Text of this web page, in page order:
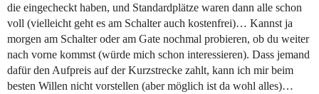
die eingecheckt haben, und Standardplätze waren dann alle schon
voll (vielleicht geht es am Schalter auch kostenfrei)… Kannst ja
morgen am Schalter oder am Gate nochmal probieren, ob du weiter
nach vorne kommst (würde mich schon interessieren). Dass jemand
dafür den Aufpreis auf der Kurzstrecke zahlt, kann ich mir beim
besten Willen nicht vorstellen (aber möglich ist da wohl alles)…